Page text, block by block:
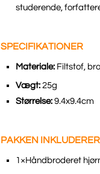
studerende,
SPECIFIKATIONER
Materiale: Filtstof,
Vægt: 25g
Størrelse: 9.4x9.4cm
PAKKEN INKLUDERER
1×Håndbroderet